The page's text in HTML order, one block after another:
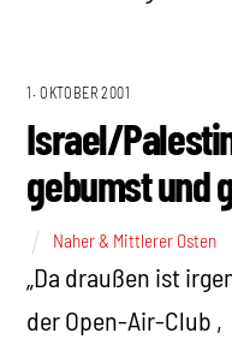
1. OKTOBER 2001
Israel/
gebumst und
Naher & Mittlerer Osten
„Da draußen ist
der Open-Air-Club